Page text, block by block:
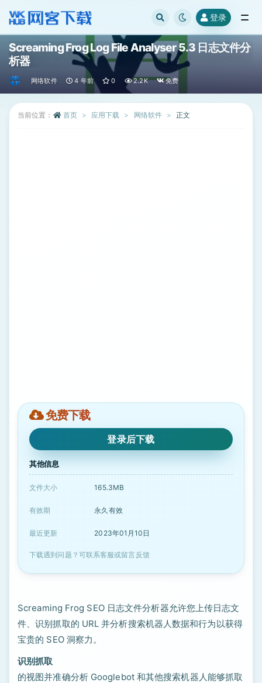
登录
Screaming Frog Log File Analyser 5.3 日志文件分
析器
网络软件 4 年前 0 2.2K 免费
当前位置： 首页 应用下载 网络软件 正文
免费下载
登录后下载
其他信息
文件大小 165.3MB
有效期 永久有效
最近更新 2023年01月10日
下载遇到问题？可联系客服或留言反馈
Screaming Frog SEO 日志文件分析器允许您上传日志文
件、识别抓取的 URL 并分析搜索机器人数据和行为以获得
宝贵的 SEO 洞察力。
识别抓取
的视图并准确分析 Googlebot 和其他搜索机器人能够抓取
全部